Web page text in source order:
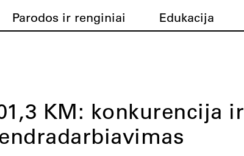
Parodos ir renginiai Edukacija
KM: konkurencija ir